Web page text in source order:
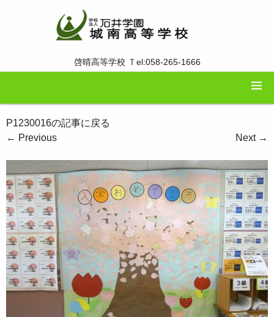
啓晴高等学校 Ｔel:058-265-1666
P1230016の記事に戻る
← Previous Next →